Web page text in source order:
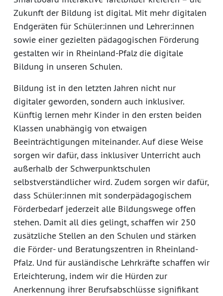
Zukunft der Bildung ist digital. Mit mehr digitalen
Endgeräten für Schüler:innen und Lehrer:innen
sowie einer gezielten pädagogischen Förderung
gestalten wir in Rheinland-Pfalz die digitale
Bildung in unseren Schulen.
Bildung ist in den letzten Jahren nicht nur
digitaler geworden, sondern auch inklusiver.
Künftig lernen mehr Kinder in den ersten beiden
Klassen unabhängig von etwaigen
Beeinträchtigungen miteinander. Auf diese Weise
sorgen wir dafür, dass inklusiver Unterricht auch
außerhalb der Schwerpunktschulen
selbstverständlicher wird. Zudem sorgen wir dafür,
dass Schüler:innen mit sonderpädagogischem
Förderbedarf jederzeit alle Bildungswege offen
stehen. Damit all dies gelingt, schaffen wir 250
zusätzliche Stellen an den Schulen und stärken
die Förder- und Beratungszentren in Rheinland-
Pfalz. Und für ausländische Lehrkräfte schaffen wir
Erleichterung, indem wir die Hürden zur
Anerkennung ihrer Berufsabschlüsse signifikant